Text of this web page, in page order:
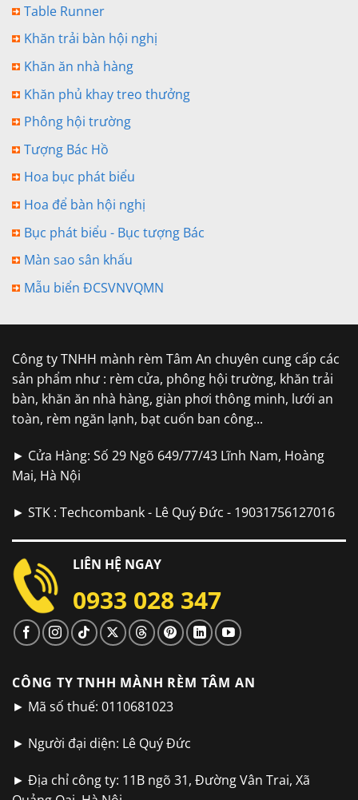
Table Runner
Khăn trải bàn hội nghị
Khăn ăn nhà hàng
Khăn phủ khay treo thưởng
Phông hội trường
Tượng Bác Hồ
Hoa bục phát biểu
Hoa để bàn hội nghị
Bục phát biểu - Bục tượng Bác
Màn sao sân khấu
Mẫu biển ĐCSVNVQMN
Công ty TNHH mành rèm Tâm An chuyên cung cấp các
sản phẩm như : rèm cửa, phông hội trường, khăn trải
bàn, khăn ăn nhà hàng, giàn phơi thông minh, lưới an
toàn, rèm ngăn lạnh, bạt cuốn ban công...
► Cửa Hàng: Số 29 Ngõ 649/77/43 Lĩnh Nam, Hoàng
Mai, Hà Nội
► STK : Techcombank - Lê Quý Đức - 19031756127016
LIÊN HỆ NGAY
0933 028 347
CÔNG TY TNHH MÀNH RÈM TÂM AN
► Mã số thuế: 0110681023
► Người đại diện: Lê Quý Đức
► Địa chỉ công ty: 11B ngõ 31, Đường Vân Trai, Xã